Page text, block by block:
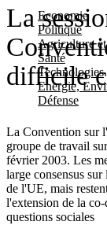
Economie
Politique
Agriculture
Santé
Technologies
Energie,
Défense
La
difficile
La Convention sur
groupe de travail
février 2003. Les
large consensus
de l'UE, mais
l'extension de la
questions sociales